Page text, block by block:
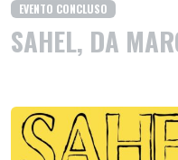
EVENTO CONCLUSO
SAHEL, DA